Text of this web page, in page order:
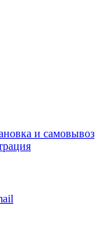
и самовывоз